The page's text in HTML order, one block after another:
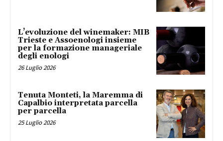
L’evoluzione del winemaker: MIB
Trieste e Assoenologi insieme
per la formazione manageriale
degli enologi
26 Luglio 2026
Tenuta Monteti, la Maremma di
Capalbio interpretata parcella
per parcella
25 Luglio 2026